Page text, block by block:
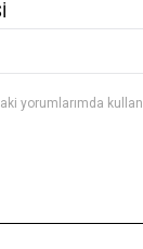
yorumlarımda